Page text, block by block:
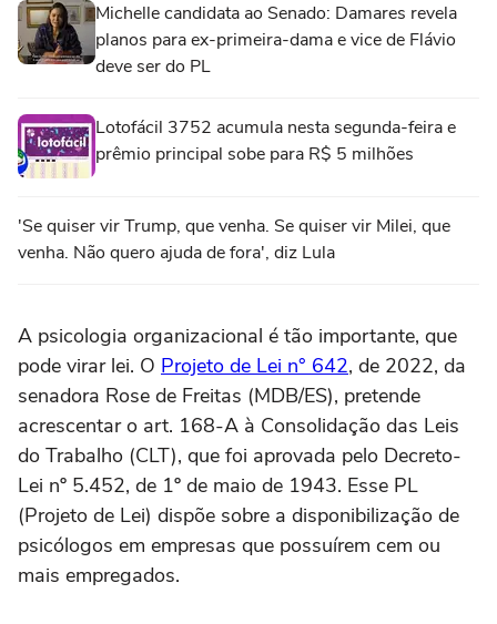
Michelle candidata ao Senado: Damares revela
planos para ex-primeira-dama e vice de Flávio
deve ser do PL
Lotofácil 3752 acumula nesta segunda-feira e
prêmio principal sobe para R$ 5 milhões
'Se quiser vir Trump, que venha. Se quiser vir Milei, que
venha. Não quero ajuda de fora', diz Lula
A psicologia organizacional é tão importante, que
pode virar lei. O Projeto de Lei n° 642, de 2022, da
senadora Rose de Freitas (MDB/ES), pretende
acrescentar o art. 168-A à Consolidação das Leis
do Trabalho (CLT), que foi aprovada pelo Decreto-
Lei nº 5.452, de 1º de maio de 1943. Esse PL
(Projeto de Lei) dispõe sobre a disponibilização de
psicólogos em empresas que possuírem cem ou
mais empregados.